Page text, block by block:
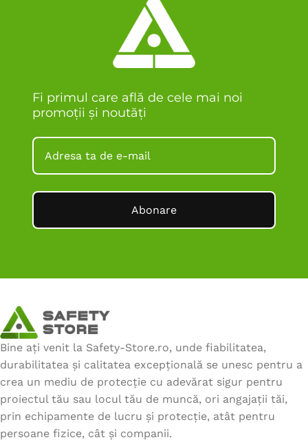
Fi primul care află de cele mai noi
promoții și noutăți
Abonare
Bine ați venit la Safety-Store.ro, unde fiabilitatea,
durabilitatea și calitatea excepțională se unesc pentru a
crea un mediu de protecție cu adevărat sigur pentru
proiectul tău sau locul tău de muncă, ori angajații tăi,
prin echipamente de lucru și protecție, atât pentru
persoane fizice, cât și companii.